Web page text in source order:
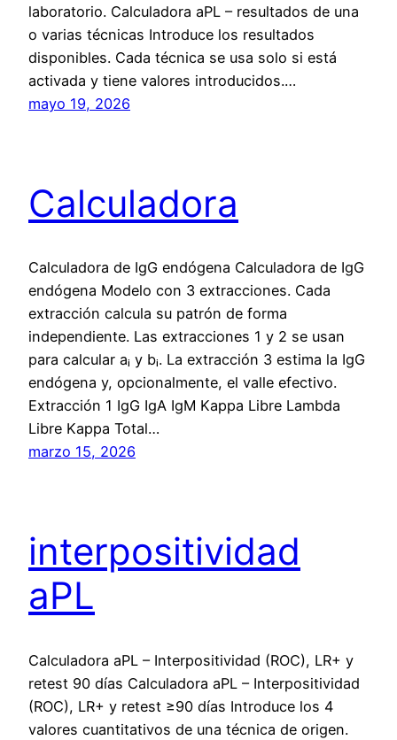
laboratorio. Calculadora aPL – resultados de una
o varias técnicas Introduce los resultados
disponibles. Cada técnica se usa solo si está
activada y tiene valores introducidos.…
mayo 19, 2026
Calculadora
Calculadora de IgG endógena Calculadora de IgG
endógena Modelo con 3 extracciones. Cada
extracción calcula su patrón de forma
independiente. Las extracciones 1 y 2 se usan
para calcular aᵢ y bᵢ. La extracción 3 estima la IgG
endógena y, opcionalmente, el valle efectivo.
Extracción 1 IgG IgA IgM Kappa Libre Lambda
Libre Kappa Total…
marzo 15, 2026
interpositividad
aPL
Calculadora aPL – Interpositividad (ROC), LR+ y
retest 90 días Calculadora aPL – Interpositividad
(ROC), LR+ y retest ≥90 días Introduce los 4
valores cuantitativos de una técnica de origen.